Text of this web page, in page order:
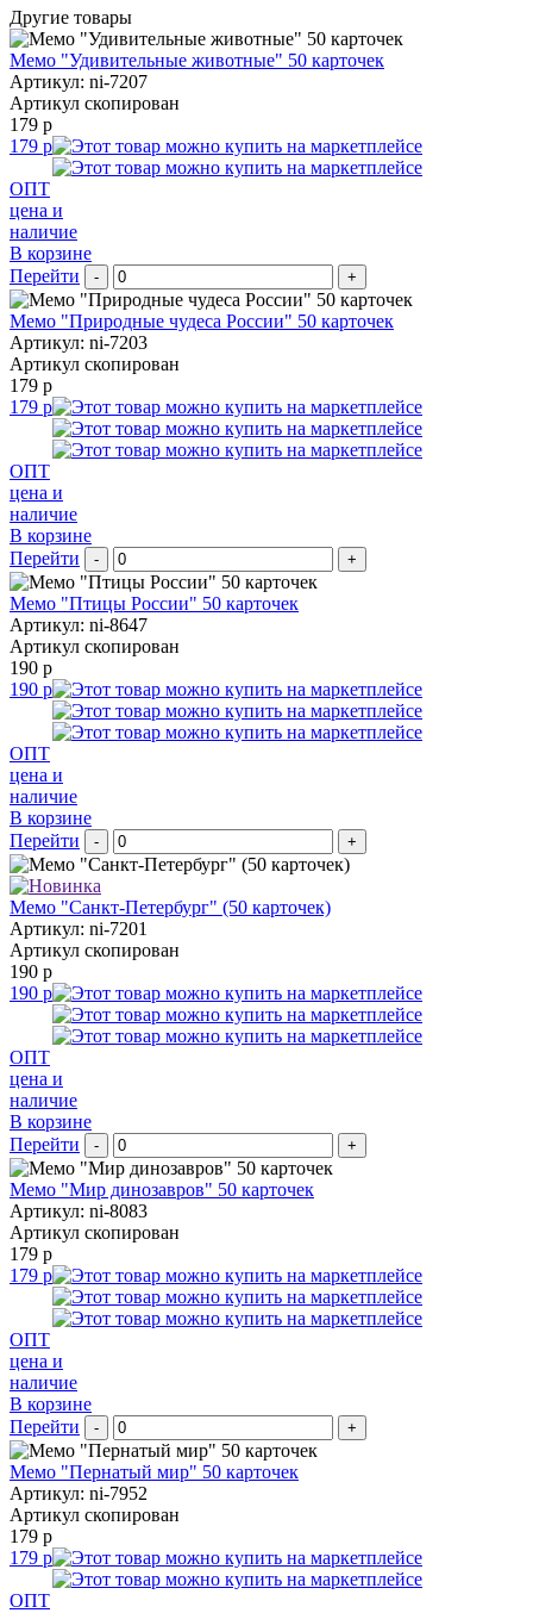
Другие товары
Мемо "Удивительные животные" 50 карточек
Артикул: ni-7207
Артикул скопирован
179 р
179 р
ОПТ
цена и
наличие
В корзине
Перейти
- +
Мемо "Природные чудеса России" 50 карточек
Артикул: ni-7203
Артикул скопирован
179 р
179 р
ОПТ
цена и
наличие
В корзине
Перейти
- +
Мемо "Птицы России" 50 карточек
Артикул: ni-8647
Артикул скопирован
190 р
190 р
ОПТ
цена и
наличие
В корзине
Перейти
- +
Мемо "Санкт-Петербург" (50 карточек)
Артикул: ni-7201
Артикул скопирован
190 р
190 р
ОПТ
цена и
наличие
В корзине
Перейти
- +
Мемо "Мир динозавров" 50 карточек
Артикул: ni-8083
Артикул скопирован
179 р
179 р
ОПТ
цена и
наличие
В корзине
Перейти
- +
Мемо "Пернатый мир" 50 карточек
Артикул: ni-7952
Артикул скопирован
179 р
179 р
ОПТ